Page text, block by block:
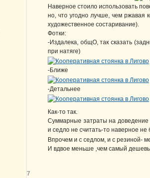
Наверное стоило использовать
но, что угодно лучше, чем ржавая
художественное состаривание).
Фотки:
-Издалека, общО, так сказать
при натяге)
-Ближе
-Детальнее
Как-то так.
Суммарные затраты на доведение
и седло не считать-то наверное
Впрочем и с седлом, и с резиной-
И вдвое меньше ,чем самый
7